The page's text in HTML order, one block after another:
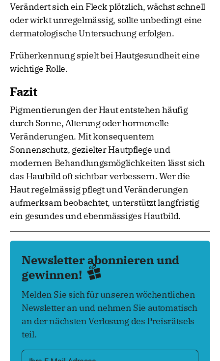
Verändert sich ein Fleck plötzlich, wächst schnell
oder wirkt unregelmässig, sollte unbedingt eine
dermatologische Untersuchung erfolgen.
Früherkennung spielt bei Hautgesundheit eine
wichtige Rolle.
Fazit
Pigmentierungen der Haut entstehen häufig
durch Sonne, Alterung oder hormonelle
Veränderungen. Mit konsequentem
Sonnenschutz, gezielter Hautpflege und
modernen Behandlungsmöglichkeiten lässt sich
das Hautbild oft sichtbar verbessern. Wer die
Haut regelmässig pflegt und Veränderungen
aufmerksam beobachtet, unterstützt langfristig
ein gesundes und ebenmässiges Hautbild.
Newsletter abonnieren und
gewinnen!
Melden Sie sich für unseren wöchentlichen
Newsletter an und nehmen Sie automatisch
an der nächsten Verlosung des Preisrätsels
teil.